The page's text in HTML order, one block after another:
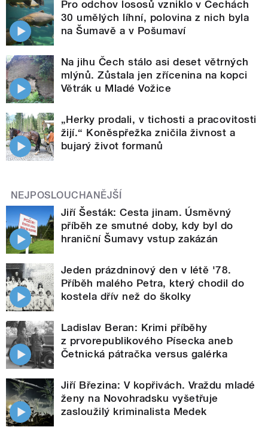
Pro odchov lososů vzniklo v Čechách
30 umělých líhní, polovina z nich byla
na Šumavě a v Pošumaví
Na jihu Čech stálo asi deset větrných
mlýnů. Zůstala jen zřícenina na kopci
Větrák u Mladé Vožice
„Herky prodali, v tichosti a pracovitosti
žijí.“ Koněspřežka zničila živnost a
bujarý život formanů
NEJPOSLOUCHANĚJŠÍ
Jiří Šesták: Cesta jinam. Úsměvný
příběh ze smutné doby, kdy byl do
hraniční Šumavy vstup zakázán
Jeden prázdninový den v létě '78.
Příběh malého Petra, který chodil do
kostela dřív než do školky
Ladislav Beran: Krimi příběhy
z prvorepublikového Písecka aneb
Četnická pátračka versus galérka
Jiří Březina: V kopřivách. Vraždu mladé
ženy na Novohradsku vyšetřuje
zasloužilý kriminalista Medek